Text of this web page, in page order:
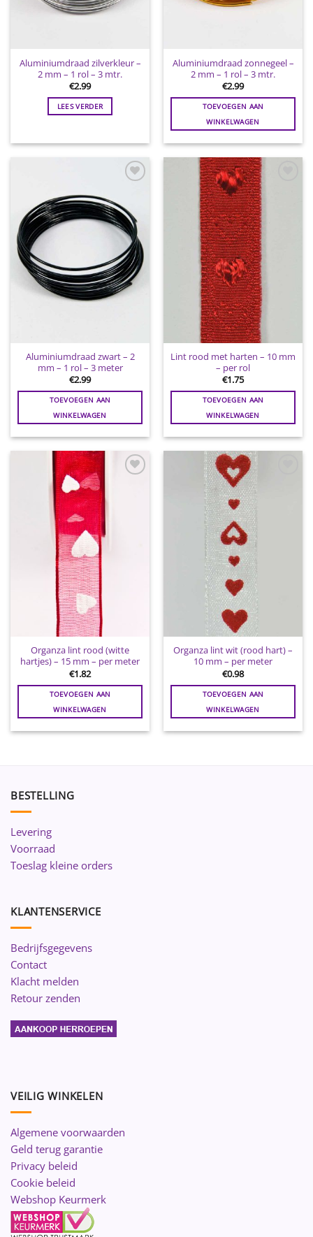
Aluminiumdraad zilverkleur –
2 mm – 1 rol – 3 mtr.
€2.99
LEES VERDER
Aluminiumdraad zonnegeel –
2 mm – 1 rol – 3 mtr.
€2.99
TOEVOEGEN AAN
WINKELWAGEN
wenslijst
Aluminiumdraad zwart – 2
mm – 1 rol – 3 meter
€2.99
TOEVOEGEN AAN
WINKELWAGEN
Toevoegen
wenslijst
Lint rood met harten – 10 mm
– per rol
€1.75
TOEVOEGEN AAN
WINKELWAGEN
Organza lint rood (witte
hartjes) – 15 mm – per meter
€1.82
TOEVOEGEN AAN
WINKELWAGEN
Toevoegen
Organza lint wit (rood hart) –
10 mm – per meter
€0.98
TOEVOEGEN AAN
WINKELWAGEN
BESTELLING
Levering
Voorraad
Toeslag kleine orders
KLANTENSERVICE
Bedrijfsgegevens
Contact
Klacht melden
Retour zenden
VEILIG WINKELEN
Algemene voorwaarden
Geld terug garantie
Privacy beleid
Cookie beleid
Webshop Keurmerk